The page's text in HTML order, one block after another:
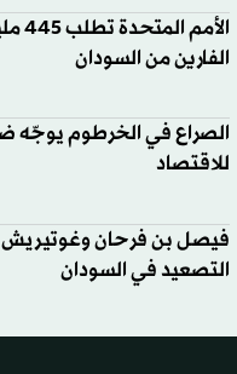
الفارين من السودان
الصراع في الخرطوم يوجّه
للاقتصاد
فيصل بن فرحان
التصعيد في السودان